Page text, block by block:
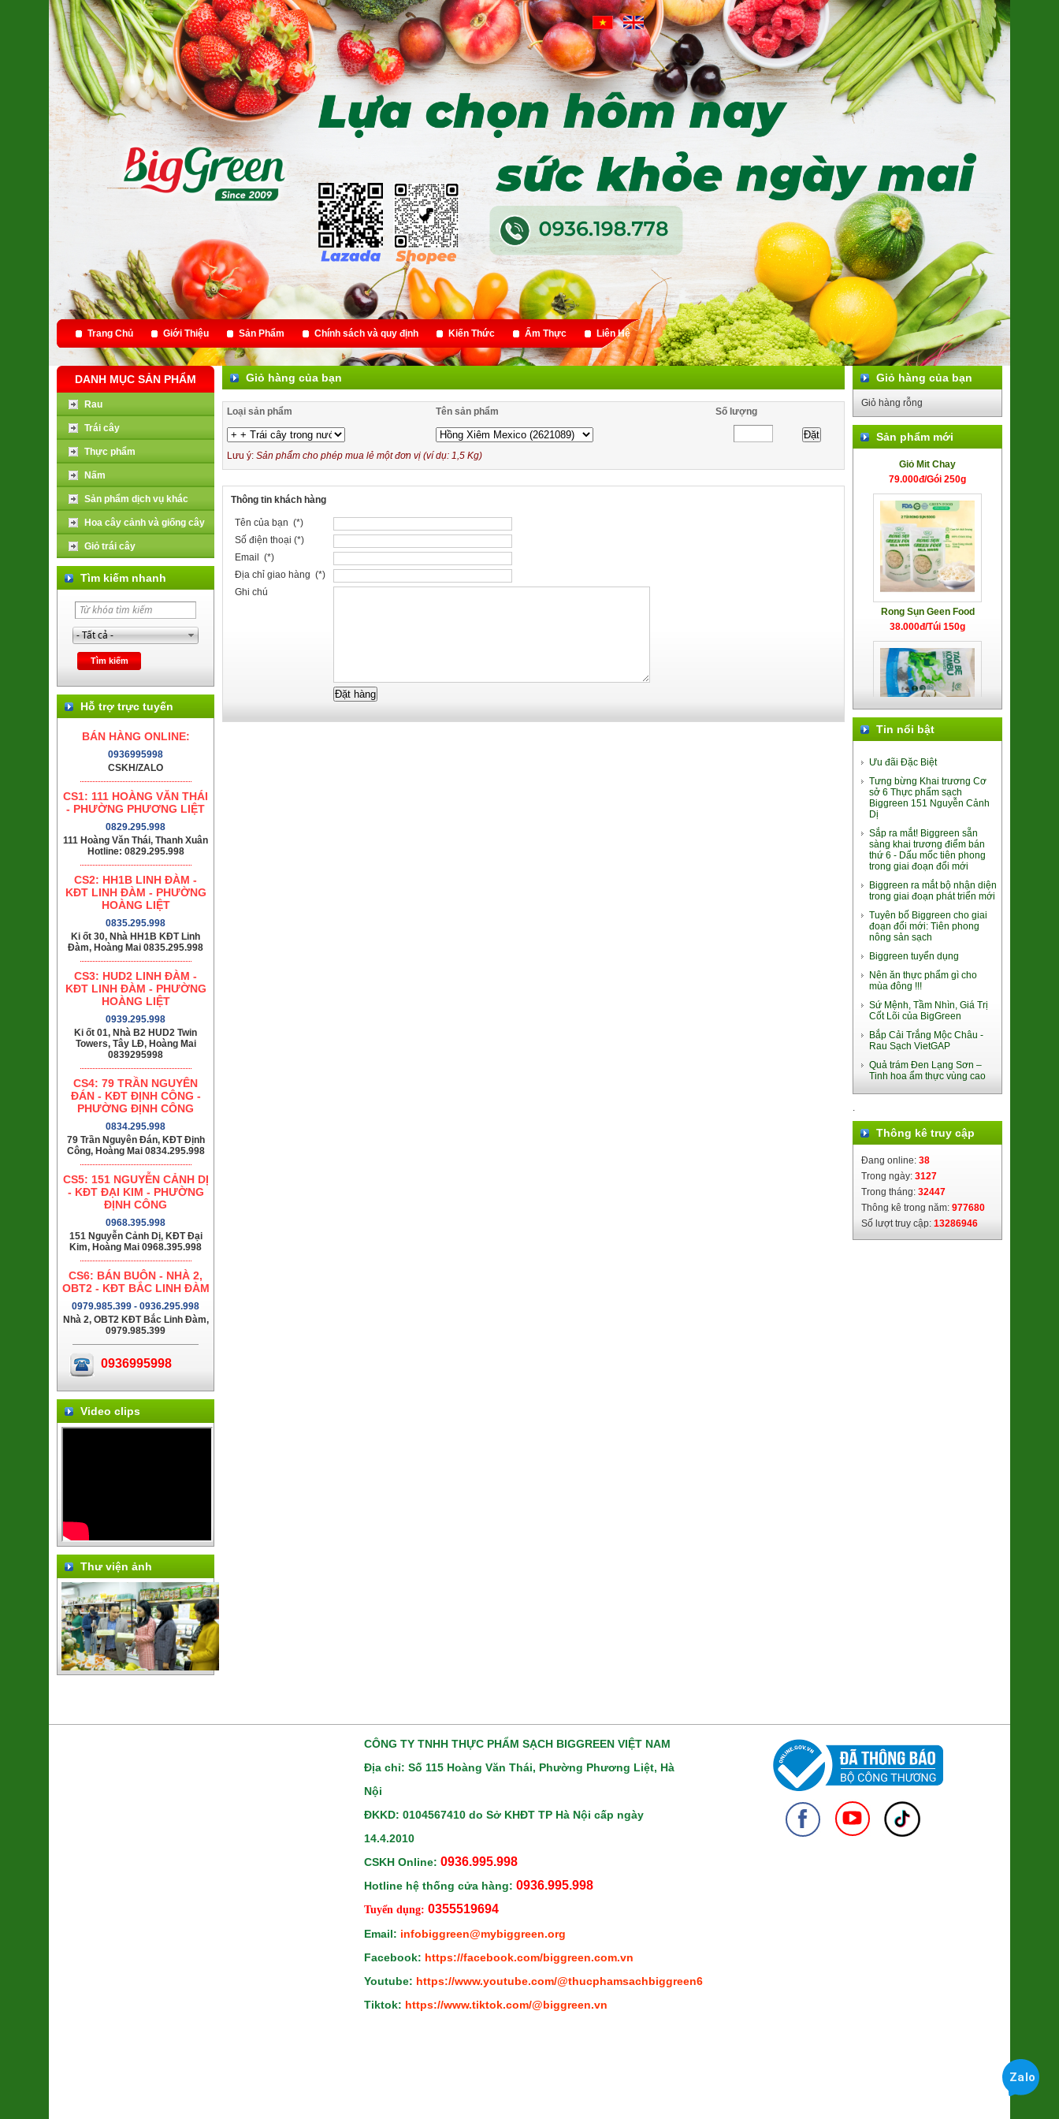
Trang Chủ Giới Thiệu Sản Phẩm Chính sách và quy định Kiến Thức Ẩm Thực Liên Hệ
DANH MỤC SẢN PHẨM
Rau
Trái cây
Thực phẩm
Nấm
Sản phẩm dịch vụ khác
Hoa cây cảnh và giống cây
Giỏ trái cây
Tìm kiếm nhanh
Hỗ trợ trực tuyến
BÁN HÀNG ONLINE:
0936995998
CSKH/ZALO
CS1: 111 HOÀNG VĂN THÁI
- PHƯỜNG PHƯƠNG LIỆT
0829.295.998
111 Hoàng Văn Thái, Thanh Xuân
Hotline: 0829.295.998
CS2: HH1B LINH ĐÀM -
KĐT LINH ĐÀM - PHƯỜNG
HOÀNG LIỆT
0835.295.998
Ki ốt 30, Nhà HH1B KĐT Linh
Đàm, Hoàng Mai 0835.295.998
CS3: HUD2 LINH ĐÀM -
KĐT LINH ĐÀM - PHƯỜNG
HOÀNG LIỆT
0939.295.998
Ki ốt 01, Nhà B2 HUD2 Twin
Towers, Tây LĐ, Hoàng Mai
0839295998
CS4: 79 TRẦN NGUYÊN
ĐÁN - KĐT ĐỊNH CÔNG -
PHƯỜNG ĐỊNH CÔNG
0834.295.998
79 Trần Nguyên Đán, KĐT Định
Công, Hoàng Mai 0834.295.998
CS5: 151 NGUYỄN CẢNH DỊ
- KĐT ĐẠI KIM - PHƯỜNG
ĐỊNH CÔNG
0968.395.998
151 Nguyễn Cảnh Dị, KĐT Đại
Kim, Hoàng Mai 0968.395.998
CS6: BÁN BUÔN - NHÀ 2,
OBT2 - KĐT BẮC LINH ĐÀM
0979.985.399 - 0936.295.998
Nhà 2, OBT2 KĐT Bắc Linh Đàm,
0979.985.399
0936995998
Video clips
Thư viện ảnh
Giỏ hàng của bạn
Loại sản phẩm Tên sản phẩm Số lượng
Lưu ý: Sản phẩm cho phép mua lẻ một đơn vị (ví dụ: 1,5 Kg)
Thông tin khách hàng
Tên của bạn (*)
Số điện thoại (*)
Email (*)
Địa chỉ giao hàng (*)
Ghi chú
Giỏ hàng của bạn
Giỏ hàng rỗng
Sản phẩm mới
Giò Mít Chay
Rong Sụn Geen Food
38.000đ/Túi 150g
Tảo Bẹ KOMBU
Giò Tảo Chile Chay
60.000đ/Gói 200g
Long Nhãn ôm Sen Vinagri
155.000đ/Hộp
Cốm Làng Vòng
Bánh trung thu Đông Phương
(nhân TC 170g)
94.000đ/Cái
Tin nổi bật
Ưu đãi Đặc Biệt
Tưng bừng Khai trương Cơ
sở 6 Thực phẩm sạch
Biggreen 151 Nguyễn Cảnh
Dị
Sắp ra mắt! Biggreen sẵn
sàng khai trương điểm bán
thứ 6 - Dấu mốc tiên phong
trong giai đoạn đổi mới
Biggreen ra mắt bộ nhận diện
trong giai đoạn phát triển mới
Tuyên bố Biggreen cho giai
đoạn đổi mới: Tiên phong
nông sản sạch
Biggreen tuyển dụng
Nên ăn thực phẩm gì cho
mùa đông !!!
Sứ Mệnh, Tầm Nhìn, Giá Trị
Cốt Lõi của BigGreen
Bắp Cải Trắng Mộc Châu -
Rau Sạch VietGAP
Quả trám Đen Lạng Sơn –
Tinh hoa ẩm thực vùng cao
.
Thông kê truy cập
Đang online: 38
Trong ngày: 3127
Trong tháng: 32447
Thông kê trong năm: 977680
Số lượt truy cập: 13286946
CÔNG TY TNHH THỰC PHẨM SẠCH BIGGREEN VIỆT NAM
Địa chỉ: Số 115 Hoàng Văn Thái, Phường Phương Liệt, Hà
Nội
ĐKKD: 0104567410 do Sở KHĐT TP Hà Nội cấp ngày
14.4.2010
CSKH Online: 0936.995.998
Hotline hệ thống cửa hàng: 0936.995.998
Tuyển dụng: 0355519694
Email: infobiggreen@mybiggreen.org
Facebook: https://facebook.com/biggreen.com.vn
Youtube: https://www.youtube.com/@thucphamsachbiggreen6950
Tiktok: https://www.tiktok.com/@biggreen.vn